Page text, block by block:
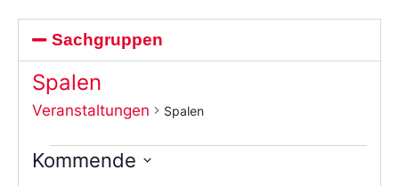
Sachgruppen
Spalen
Veranstaltungen Spalen
Kommende